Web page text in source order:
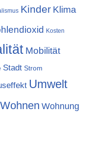
Kinder Klima
Kosten
Mobilität
Stadt Strom
Umwelt
Wohnen Wohnung